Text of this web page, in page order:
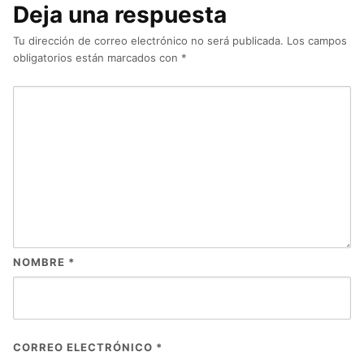
Deja una respuesta
Tu dirección de correo electrónico no será publicada. Los campos
obligatorios están marcados con *
NOMBRE *
CORREO ELECTRÓNICO *